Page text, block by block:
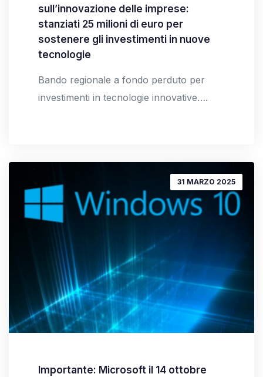
sull’innovazione delle imprese:
stanziati 25 milioni di euro per
sostenere gli investimenti in nuove
tecnologie
Bando regionale a fondo perduto per
investimenti in tecnologie innovative….
31 MARZO 2025
Importante: Microsoft il 14 ottobre